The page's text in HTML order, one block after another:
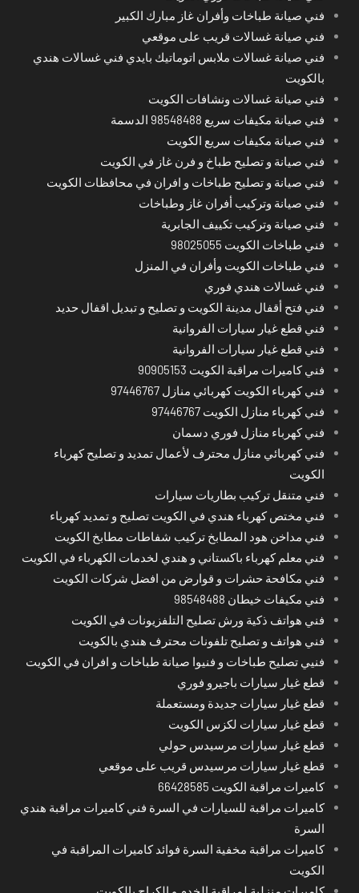
فني صيانة طباخات وأفران غاز مبارك الكبير
فني صيانة غسالات قريب على موقعي
فني صيانة غسالات ملابس اتوماتيك بايدي فني غسالات هندي
بالكويت
فني صيانة غسالات ونشافات الكويت
فني صيانة مكيفات سريع 98548488 الدسمة
فني صيانة مكيفات سريع الكويت
فني صيانة و تصليح طباخ و فرن غاز في الكويت
فني صيانة و تصليح طباخات و افران في محافظات الكويت
فني صيانة وتركيب أفران غاز وطباخات
فني صيانة وتركيب تكييف الجابرية
فني طباخات الكويت 98025055
فني طباخات الكويت وأفران في المنزل
فني غسالات هندي فوري
فني فتح أقفال مدينة الكويت و تصليح و تبديل اقفال حديد
فني قطع غيار سيارات الفروانية
فني قطع غيار سيارات الفروانية
فني كاميرات مراقبة الكويت 90905153
فني كهرباء الكويت كهربائي منازل 97446767
فني كهرباء منازل الكويت 97446767
فني كهرباء منازل فوري دسمان
فني كهربائي منازل محترف لأعمال تمديد و تصليح كهرباء
الكويت
فني متنقل تركيب بطاريات سيارات
فني مختص كهرباء هندي في الكويت تصليح و تمديد كهرباء
فني مداخن هود المطابخ تركيب شفاطات مطابخ الكويت
فني معلم كهرباء باكستاني و هندي لخدمات الكهرباء في الكويت
فني مكافحة حشرات و قوارض من افضل شركات الكويت
فني مكيفات خيطان 98548488
فني هواتف ذكية ورش تصليح التلفزيونات في الكويت
فني هواتف و تصليح تلفونات محترف هندي بالكويت
فنيي تصليح طباخات و فنيوا صيانة طباخات و افران في الكويت
قطع غيار سيارات باجيرو فوري
قطع غيار سيارات جديدة ومستعملة
قطع غيار سيارات لكزس الكويت
قطع غيار سيارات مرسيدس حولي
قطع غيار سيارات مرسيدس قريب على موقعي
كاميرات مراقبة الكويت 66428585
كاميرات مراقبة للسيارات في السرة فني كاميرات مراقبة هندي
السرة
كاميرات مراقبة مخفية السرة فوائد كاميرات المراقبة في
الكويت